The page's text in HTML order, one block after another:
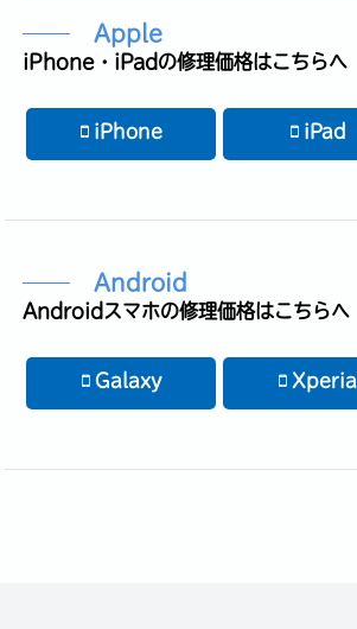
Apple
iPhone・iPadの修理価格はこちらへ
iPhone iPad
Android
Androidスマホの修理価格はこちらへ
Galaxy Xperia